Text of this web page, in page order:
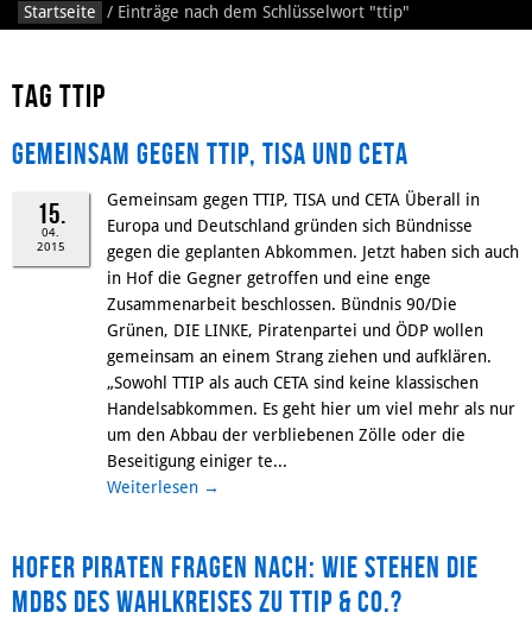
RSS
Startseite / Einträge nach dem Schlüsselwort "ttip"
Tag ttip
Gemeinsam gegen TTIP, TISA und CETA
15.
04.
2015
Gemeinsam gegen TTIP, TISA und CETA Überall in
Europa und Deutschland gründen sich Bündnisse
gegen die geplanten Abkommen. Jetzt haben sich auch
in Hof die Gegner getroffen und eine enge
Zusammenarbeit beschlossen. Bündnis 90/Die
Grünen, DIE LINKE, Piratenpartei und ÖDP wollen
gemeinsam an einem Strang ziehen und aufklären.
„Sowohl TTIP als auch CETA sind keine klassischen
Handelsabkommen. Es geht hier um viel mehr als nur
um den Abbau der verbliebenen Zölle oder die
Beseitigung einiger te...
Weiterlesen →
Hofer Piraten fragen nach: wie stehen die
MdBs des Wahlkreises zu TTIP & Co.?